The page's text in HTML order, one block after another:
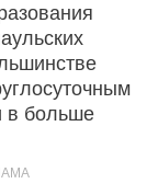
в больше